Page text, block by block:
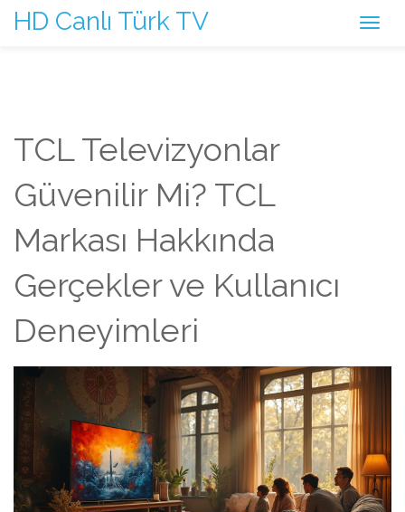
HD Canlı Türk TV
TCL Televizyonlar
Güvenilir Mi? TCL
Markası Hakkında
Gerçekler ve Kullanıcı
Deneyimleri